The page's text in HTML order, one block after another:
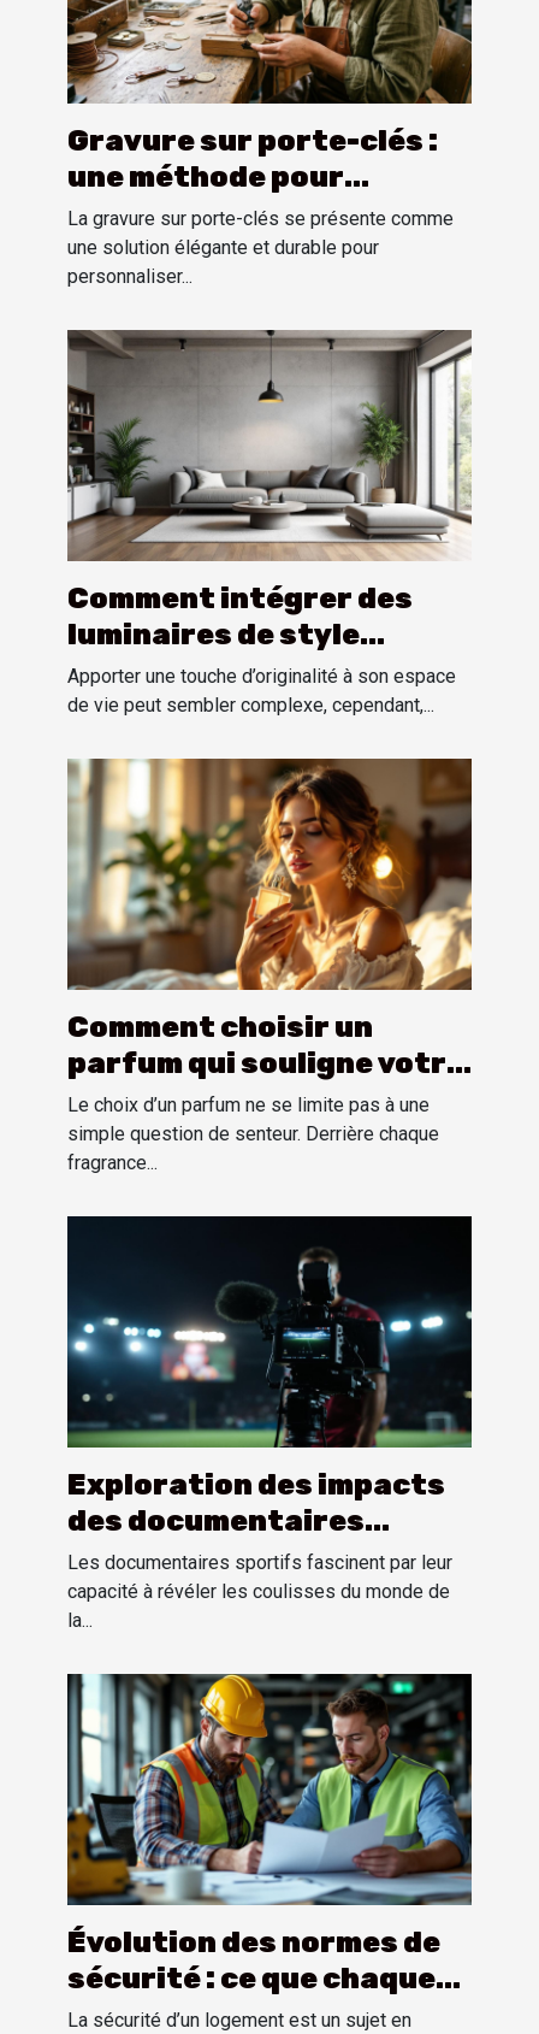
Gravure sur porte-clés :
une méthode pour
personnaliser
La gravure sur porte-clés se présente comme
une solution élégante et durable pour
personnaliser...
Comment intégrer des
luminaires de style
industriel dans un
intérieur moderne ?
Apporter une touche d’originalité à son espace
de vie peut sembler complexe, cependant,...
Comment choisir un
parfum qui souligne votre
personnalité?
Le choix d’un parfum ne se limite pas à une
simple question de senteur. Derrière chaque
fragrance...
Exploration des impacts
des documentaires
sportifs sur la perception
publique
Les documentaires sportifs fascinent par leur
capacité à révéler les coulisses du monde de
la...
Évolution des normes de
sécurité : ce que chaque
propriétaire doit savoir
La sécurité d’un logement est un sujet en